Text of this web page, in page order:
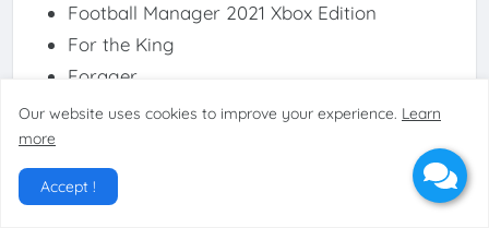
Football Manager 2021 Xbox Edition
For the King
Forager
Forza Horizon 4
Fractured Minds
Frostpunk: Console Edition
Our website uses cookies to improve your experience. Learn
more
Accept !